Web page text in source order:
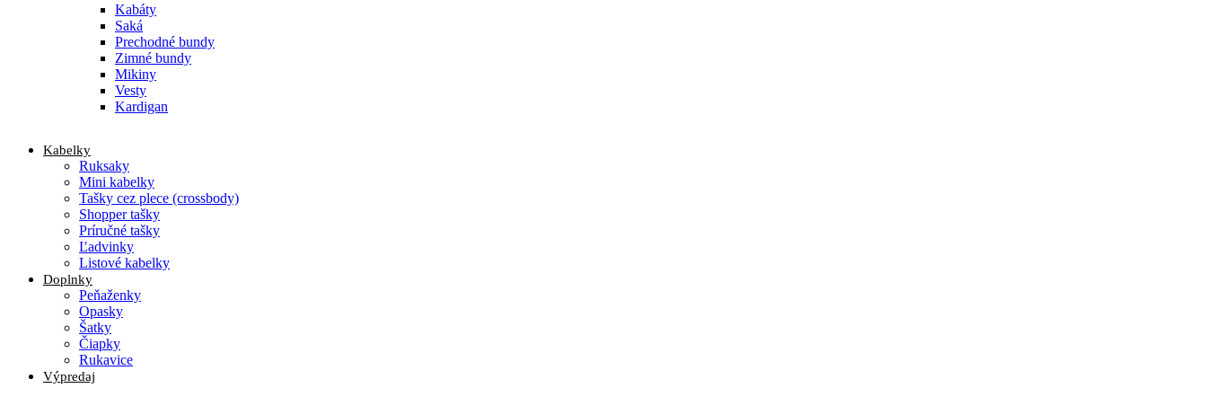
Kabáty
Saká
Prechodné bundy
Zimné bundy
Mikiny
Vesty
Kardigan
Kabelky
Ruksaky
Mini kabelky
Tašky cez plece (crossbody)
Shopper tašky
Príručné tašky
Ľadvinky
Listové kabelky
Doplnky
Peňaženky
Opasky
Šatky
Čiapky
Rukavice
Výpredaj